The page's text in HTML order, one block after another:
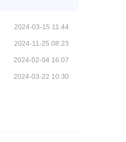
2024-03-15 11:44
2024-11-25 08:23
2024-02-04 16:07
2024-03-22 10:30